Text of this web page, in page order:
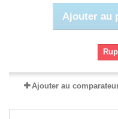
Ajouter au
Ajouter au